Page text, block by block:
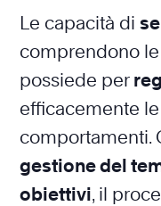
Le capacità di
comprendono
possiede per
efficacemente
comportamenti.
gestione del
obiettivi, il